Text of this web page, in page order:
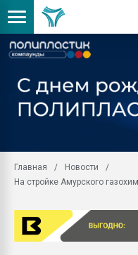
Главная
Новости
На стройке Амурского